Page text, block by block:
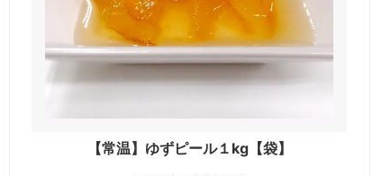
【常温】ゆずピール１kg【袋】